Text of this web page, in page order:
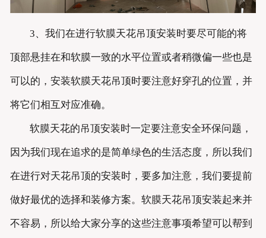
3、我们在进行软膜天花吊顶安装时要尽可能的将
顶部悬挂在和软膜一致的水平位置或者稍微偏一些也是
可以的，安装软膜天花吊顶时要注意好穿孔的位置，并
将它们相互对应准确。
软膜天花的吊顶安装时一定要注意安全环保问题，
因为我们现在追求的是简单绿色的生活态度，所以我们
在进行对天花吊顶的安装时，要多加注意，我们要提前
做好最优的选择和装修方案。软膜天花吊顶安装起来并
不容易，所以给大家分享的这些注意事项希望可以帮到